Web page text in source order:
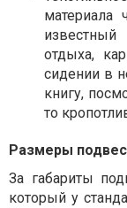
отдыха,
сидении в
книгу,
то
Размеры
За габариты
который у